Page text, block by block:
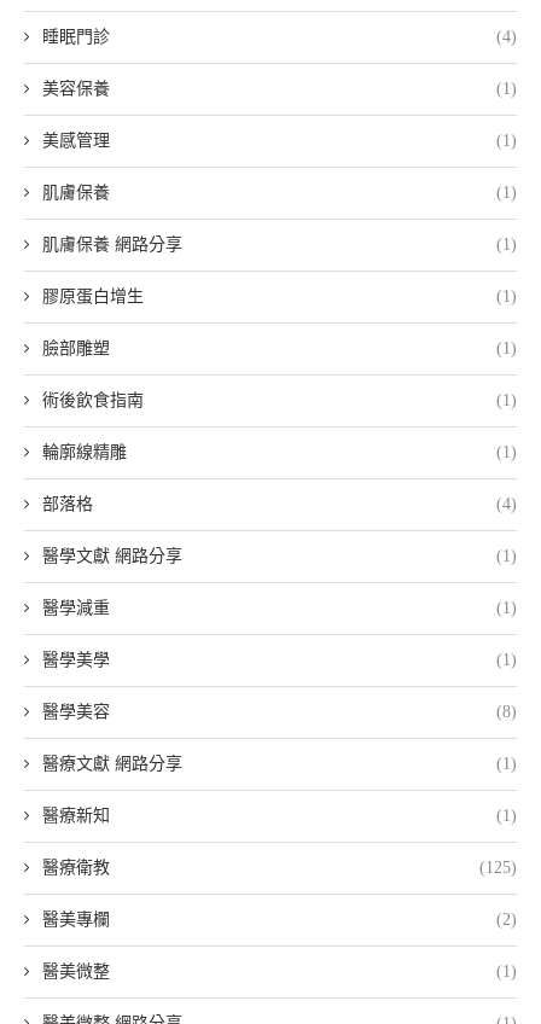
睡眠門診 (4)
美容保養 (1)
美感管理 (1)
肌膚保養 (1)
肌膚保養 網路分享 (1)
膠原蛋白增生 (1)
臉部雕塑 (1)
術後飲食指南 (1)
輪廓線精雕 (1)
部落格 (4)
醫學文獻 網路分享 (1)
醫學減重 (1)
醫學美學 (1)
醫學美容 (8)
醫療文獻 網路分享 (1)
醫療新知 (1)
醫療衛教 (125)
醫美專欄 (2)
醫美微整 (1)